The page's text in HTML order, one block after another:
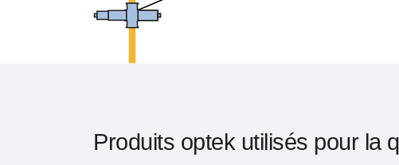
Produits optek utilisés pour la